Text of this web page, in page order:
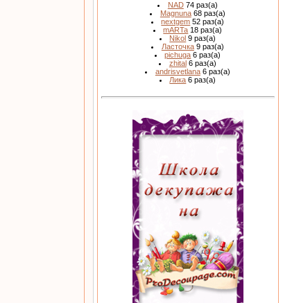
NAD74 раз(а)
Magnuna68 раз(а)
nextgem 52 раз(а)
mARTa 18 раз(а)
Nikol 9 раз(а)
Ласточка9 раз(а)
pichuga 6 раз(а)
zhital 6 раз(а)
andrisvetlana6 раз(а)
Лика 6 раз(а)